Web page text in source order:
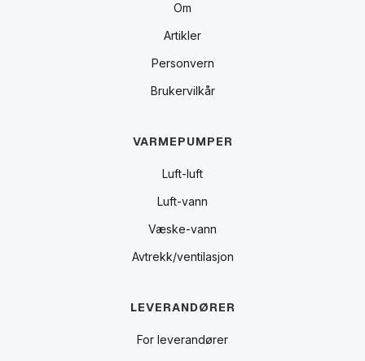
Om
Artikler
Personvern
Brukervilkår
VARMEPUMPER
Luft-luft
Luft-vann
Væske-vann
Avtrekk/ventilasjon
LEVERANDØRER
For leverandører